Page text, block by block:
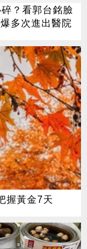
？看郭台銘臉
多次進出醫院
握黃金7天